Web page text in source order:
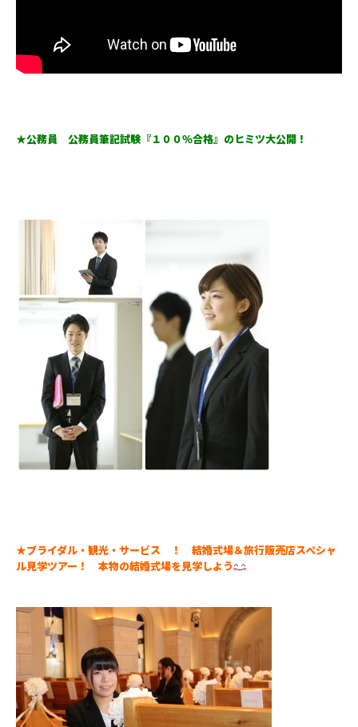
★公務員 公務員筆記試験『１００％合格』のヒミツ大公開！
★ブライダル・観光・サービス ！ 結婚式場＆旅行販売店スペシャ
ル見学ツアー！ 本物の結婚式場を見学しよう